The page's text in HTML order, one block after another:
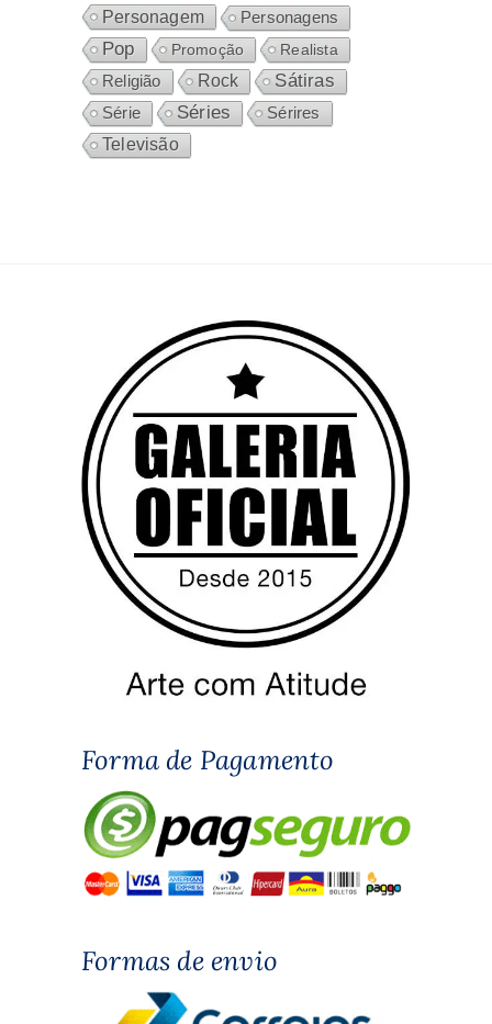
Personagem Personagens
Pop Promoção
Realista
Religião
Rock Sátiras
Série Séries
Sérires
Televisão
Forma de Pagamento
Formas de envio